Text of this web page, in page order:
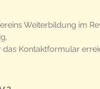
Weiterbildung im
Kontaktformular